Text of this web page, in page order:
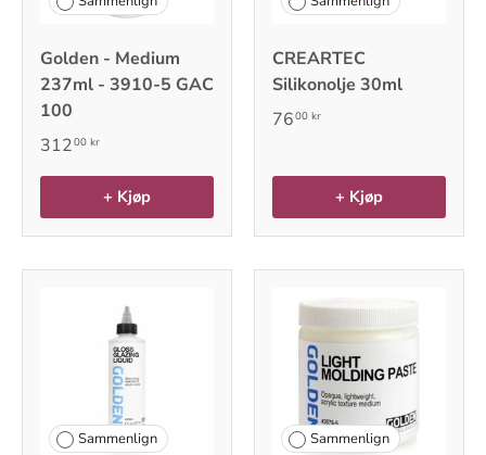
Golden - Medium
237ml - 3910-5 GAC
100
31200 kr
+ Kjøp
CREARTEC
Silikonolje 30ml
7600 kr
+ Kjøp
Sammenlign Sammenlign